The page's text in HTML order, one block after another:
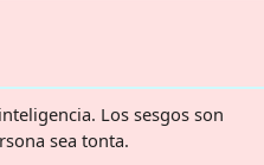
Los sesgos son
sea tonta.